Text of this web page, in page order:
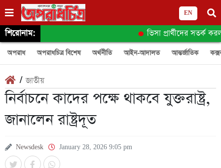
EN
শিরোনাম: ভিসা প্রার্থীদের সতর্ক
অপরাধ অপরাধচিত্র বিশেষ অর্থনীতি আইন-আদালত আন্তর্জাতিক
/জাতীয়
নির্বাচনে কাদের পক্ষে থাকবে যুক্তরাষ্ট্র,
জানালেন রাষ্ট্রদূত
Newsdesk January 28, 2026 9:05 pm